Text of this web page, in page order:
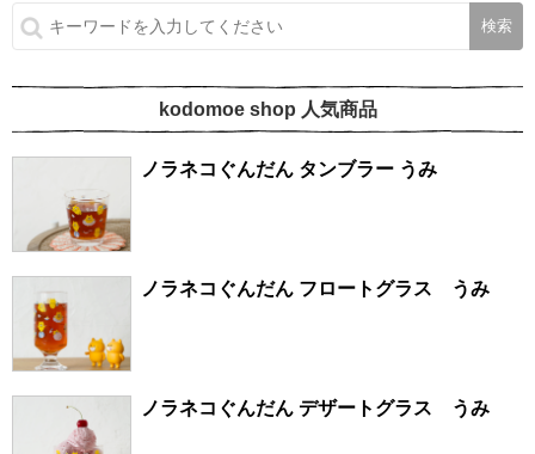
kodomoe shop 人気商品
ノラネコぐんだん タンブラー うみ
ノラネコぐんだん フロートグラス うみ
ノラネコぐんだん デザートグラス うみ